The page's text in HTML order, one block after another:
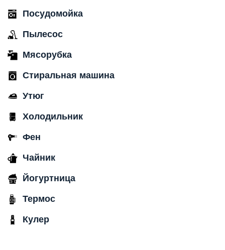
Посудомойка
Пылесос
Мясорубка
Стиральная машина
Утюг
Холодильник
Фен
Чайник
Йогуртница
Термос
Кулер